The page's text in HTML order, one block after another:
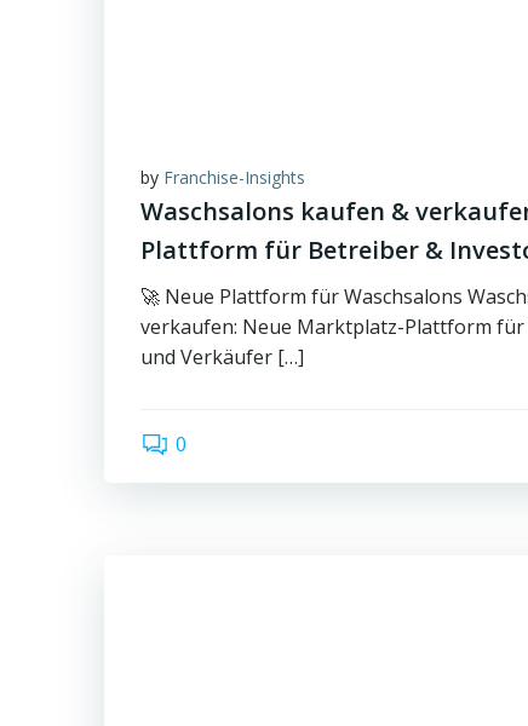
by Franchise-Insights
Waschsalons kaufen &
Plattform für Betreiber &
🚀 Neue Plattform für Waschsalons
verkaufen: Neue Marktplatz-Plattform
und Verkäufer […]
0